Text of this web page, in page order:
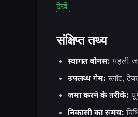
देखें।
संक्षिप्त तथ्य
स्वागत बोनस: पहली
उपलब्ध गेम: स्लॉट,
जमा करने के तरीके:
निकासी का समय: